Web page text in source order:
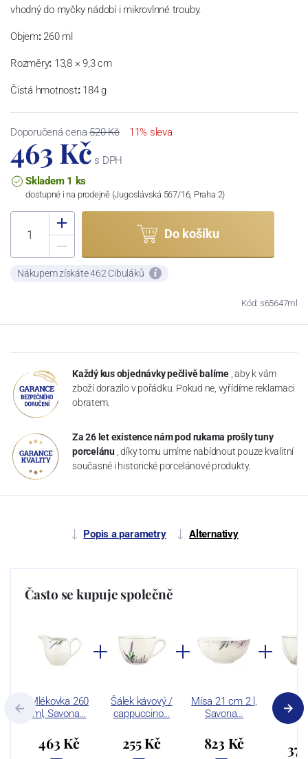
vhodný do myčky nádobí i mikrovlnné trouby.
Objem:260 ml
Rozměry: 13,8 × 9,3 cm
Čistá hmotnost:184 g
Doporučená cena520 Kč 11% sleva
463 Kč s DPH
Skladem 1 ks
dostupné i na prodejně (Jugoslávská 567/16, Praha 2)
Do košíku
Nákupem získáte 462 Cibuláků
Kód: s65647ml
Každý kus objednávky pečlivě balíme , aby k vám
zboží dorazilo v pořádku. Pokud ne, vyřídíme reklamaci
obratem.
Za 26 let existence nám pod rukama prošly tuny
porcelánu , díky tomu umíme nabídnout pouze kvalitní
současné i historické porcelánové produkty.
Popis a parametry Alternativy
Často se kupuje společně
Mlékovka 260
ml, Savona…
463 Kč
Šálek kávový /
cappuccino…
255 Kč
Mísa 21 cm 2 l,
Savona…
823 Kč